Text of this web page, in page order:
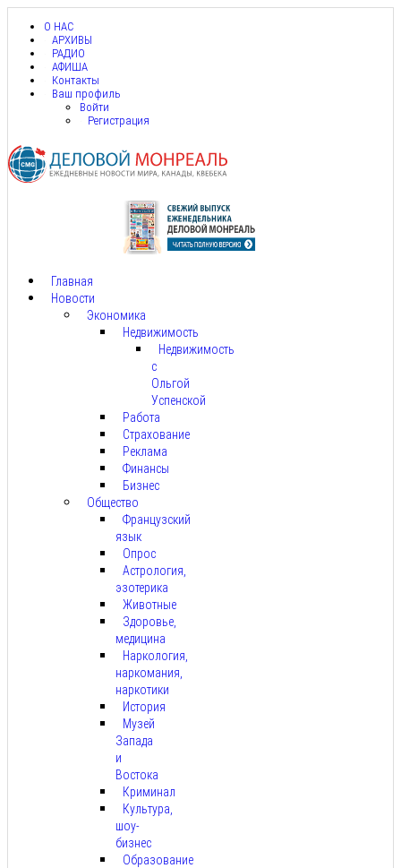
О НАС
АРХИВЫ
РАДИО
АФИША
Контакты
Ваш профиль
Войти
Регистрация
Главная
Новости
Экономика
Недвижимость
Недвижимость
с
Ольгой
Успенской
Работа
Страхование
Реклама
Финансы
Бизнес
Общество
Французский
язык
Опрос
Астрология,
эзотерика
Животные
Здоровье,
медицина
Наркология,
наркомания,
наркотики
История
Музей
Запада
и
Востока
Криминал
Культура,
шоу-
бизнес
Образование